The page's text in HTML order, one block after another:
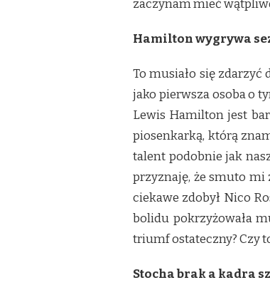
zaczynam mieć
Hamilton wygrywa
To musiało się
jako pierwsza osoba o
Lewis Hamilton jest
piosenkarką, którą
talent podobnie jak
przyznaję, że smuto mi
ciekawe zdobył Nico
bolidu pokrzyżowała
triumf ostateczny? Czy
Stocha brak a kadra